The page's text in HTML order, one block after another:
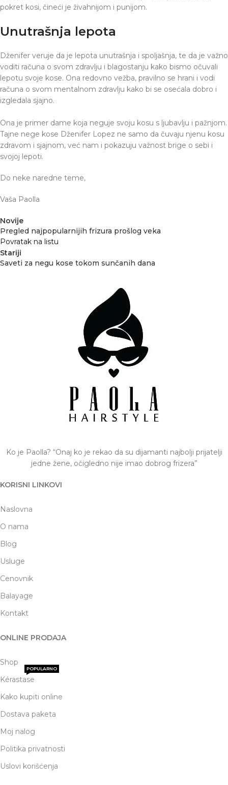
pokret kosi, čineći je živahnijom i punijom.
Unutrašnja lepota
Dženifer veruje da je lepota unutrašnja i spoljašnja, te da je važno
voditi računa o svom zdravlju i blagostanju kako bismo očuvali
lepotu svoje kose. Ona redovno vežba, pravilno se hrani i vodi
računa o svom mentalnom zdravlju kako bi se osećala dobro i
izgledala sjajno.
Ona je primer dame koja neguje svoju kosu s ljubavlju i pažnjom.
Tajne nege kose Dženifer Lopez ne samo da čuvaju njenu kosu
zdravom i sjajnom, već nam i pokazuju važnost brige o sebi i
svojoj lepoti.
Do neke naredne teme,
Vaša Paolla
Novije
Pregled najpopularnijih frizura prošlog veka
Povratak na listu
Stariji
Saveti za negu kose tokom sunčanih dana
Ko je Paolla? “Onaj ko je rekao da su dijamanti najbolji prijatelji
jedne žene, očigledno nije imao dobrog frizera”
KORISNI LINKOVI
Naslovna
O nama
Blog
Usluge
Cenovnik
Balayage
Kontakt
ONLINE PRODAJA
Shop
Kérastase
POPULARNO
Kako kupiti online
Dostava paketa
Moj nalog
Politika privatnosti
Uslovi korišćenja